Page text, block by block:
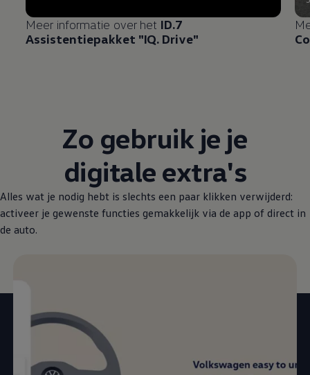
Meer informatie over het ID.7
Assistentiepakket "IQ. Drive"
Zo gebruik je je
digitale extra's
Alles wat je nodig hebt is slechts een paar klikken verwijderd:
activeer je gewenste functies gemakkelijk via de app of direct in
de auto.